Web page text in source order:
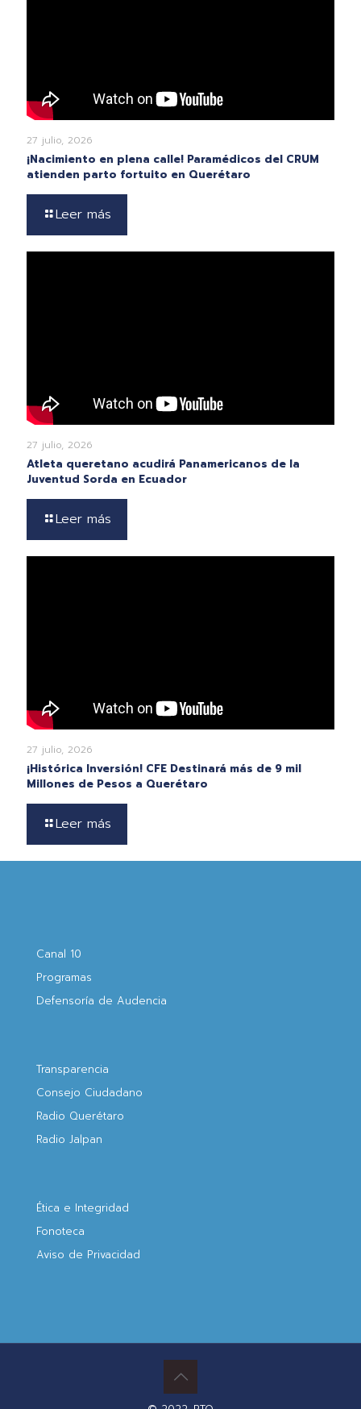
27 julio, 2026
¡Nacimiento en plena calle! Paramédicos del CRUM
atienden parto fortuito en Querétaro
Leer más
27 julio, 2026
Atleta queretano acudirá Panamericanos de la
Juventud Sorda en Ecuador
Leer más
27 julio, 2026
¡Histórica Inversión! CFE Destinará más de 9 mil
Millones de Pesos a Querétaro
Leer más
Canal 10
Programas
Defensoría de Audencia
Transparencia
Consejo Ciudadano
Radio Querétaro
Radio Jalpan
Ética e Integridad
Fonoteca
Aviso de Privacidad